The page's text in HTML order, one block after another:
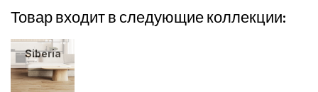
Товар входит в следующие коллекции:
Siberia